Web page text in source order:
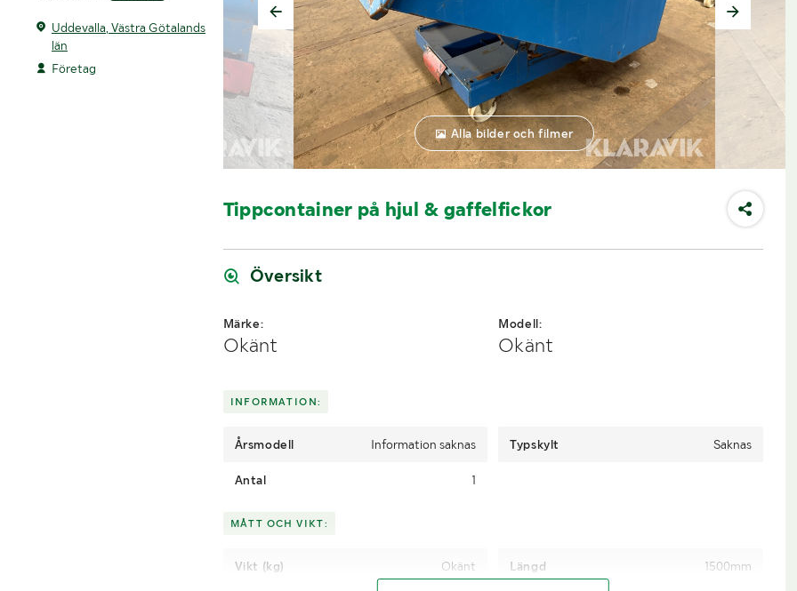
Uddevalla, Västra Götalands
län
Företag
Alla bilder och filmer
Tippcontainer på hjul & gaffelfickor
Översikt
Märke:
Okänt
Modell:
Okänt
INFORMATION:
Årsmodell Information saknas Typskylt Saknas
Antal 1
MÅTT OCH VIKT:
Vikt (kg) Okänt Längd 1500mm